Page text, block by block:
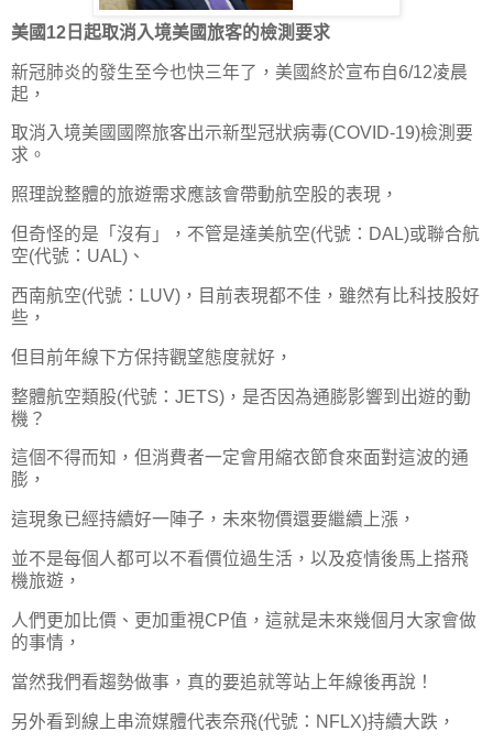
美國12日起取消入境美國旅客的檢測要求
新冠肺炎的發生至今也快三年了，美國終於宣布自6/12凌晨
起，
取消入境美國國際旅客出示新型冠狀病毒(COVID-19)檢測要
求。
照理說整體的旅遊需求應該會帶動航空股的表現，
但奇怪的是「沒有」，不管是達美航空(代號：DAL)或聯合航
空(代號：UAL)、
西南航空(代號：LUV)，目前表現都不佳，雖然有比科技股好
些，
但目前年線下方保持觀望態度就好，
整體航空類股(代號：JETS)，是否因為通膨影響到出遊的動
機？
這個不得而知，但消費者一定會用縮衣節食來面對這波的通
膨，
這現象已經持續好一陣子，未來物價還要繼續上漲，
並不是每個人都可以不看價位過生活，以及疫情後馬上搭飛
機旅遊，
人們更加比價、更加重視CP值，這就是未來幾個月大家會做
的事情，
當然我們看趨勢做事，真的要追就等站上年線後再說！
另外看到線上串流媒體代表奈飛(代號：NFLX)持續大跌，